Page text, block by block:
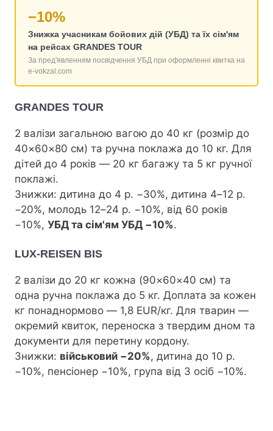
−10%
Знижка учасникам бойових дій (УБД) та їх сім'ям
на рейсах GRANDES TOUR
За пред'явленням посвідчення УБД при оформленні квитка на
e-vokzal.com
GRANDES TOUR
2 валізи загальною вагою до 40 кг (розмір до
40×60×80 см) та ручна поклажа до 10 кг. Для
дітей до 4 років — 20 кг багажу та 5 кг ручної
поклажі.
Знижки: дитина до 4 р. −30%, дитина 4–12 р.
−20%, молодь 12–24 р. −10%, від 60 років
−10%, УБД та сім'ям УБД −10%.
LUX-REISEN BIS
2 валізи до 20 кг кожна (90×60×40 см) та
одна ручна поклажа до 5 кг. Доплата за кожен
кг понаднормово — 1,8 EUR/кг. Для тварин —
окремий квиток, переноска з твердим дном та
документи для перетину кордону.
Знижки: військовий −20%, дитина до 10 р.
−10%, пенсіонер −10%, група від 3 осіб −10%.